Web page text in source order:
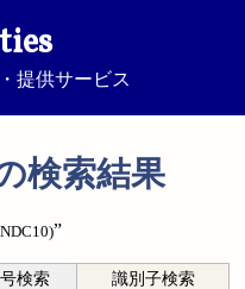
提供サービス
検索結果
”
検索 識別子検索